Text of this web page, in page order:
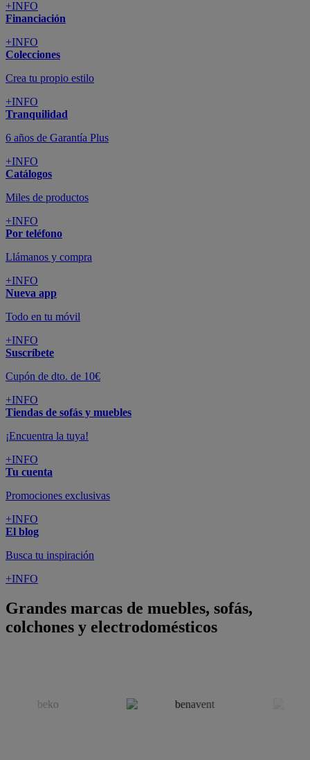
+INFO
Financiación
+INFO
Colecciones
Crea tu propio estilo
+INFO
Tranquilidad
6 años de Garantía Plus
+INFO
Catálogos
Miles de productos
+INFO
Por teléfono
Llámanos y compra
+INFO
Nueva app
Todo en tu móvil
+INFO
Suscríbete
Cupón de dto. de 10€
+INFO
Tiendas de sofás y muebles
¡Encuentra la tuya!
+INFO
Tu cuenta
Promociones exclusivas
+INFO
El blog
Busca tu inspiración
+INFO
Grandes marcas de muebles, sofás,
colchones y electrodomésticos